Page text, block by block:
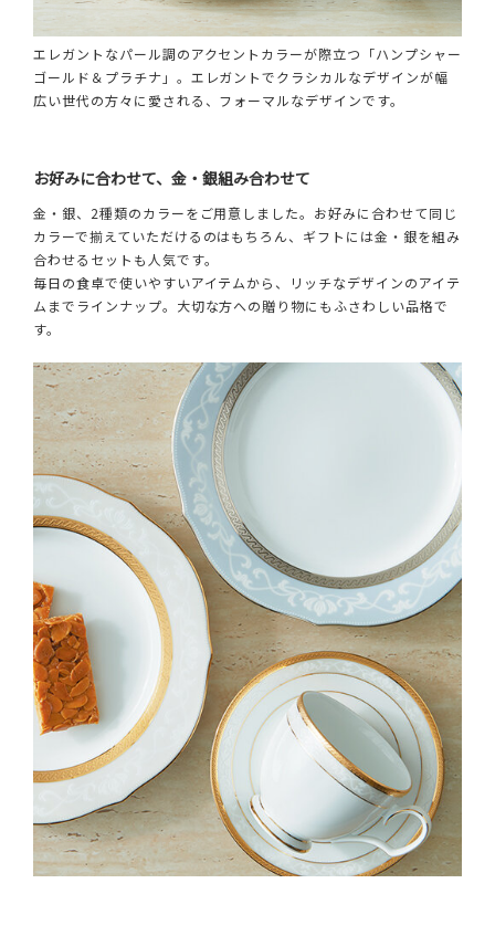
エレガントなパール調のアクセントカラーが際立つ「ハンプシャー
ゴールド＆プラチナ」。エレガントでクラシカルなデザインが幅
広い世代の方々に愛される、フォーマルなデザインです。
お好みに合わせて、金・銀組み合わせて
金・銀、2種類のカラーをご用意しました。お好みに合わせて同じ
カラーで揃えていただけるのはもちろん、ギフトには金・銀を組み
合わせるセットも人気です。
毎日の食卓で使いやすいアイテムから、リッチなデザインのアイテ
ムまでラインナップ。大切な方への贈り物にもふさわしい品格で
す。